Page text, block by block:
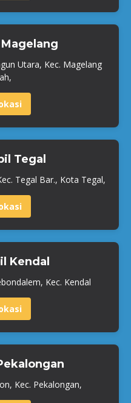
Utara, Kec. Magelang
Tegal
Tegal Bar., Kota Tegal,
Kendal
Kec. Kendal
Kec. Pekalongan,